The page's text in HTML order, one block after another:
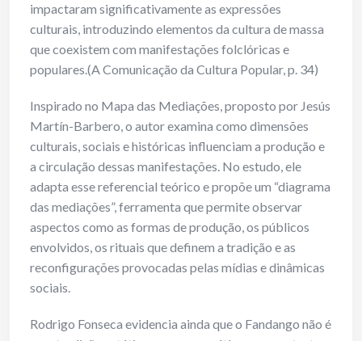
impactaram significativamente as expressões
culturais, introduzindo elementos da cultura de massa
que coexistem com manifestações folclóricas e
populares.(A Comunicação da Cultura Popular, p. 34)
Inspirado no Mapa das Mediações, proposto por Jesús
Martín-Barbero, o autor examina como dimensões
culturais, sociais e históricas influenciam a produção e
a circulação dessas manifestações. No estudo, ele
adapta esse referencial teórico e propõe um “diagrama
das mediações”, ferramenta que permite observar
aspectos como as formas de produção, os públicos
envolvidos, os rituais que definem a tradição e as
reconfigurações provocadas pelas mídias e dinâmicas
sociais.
Rodrigo Fonseca evidencia ainda que o Fandango não é